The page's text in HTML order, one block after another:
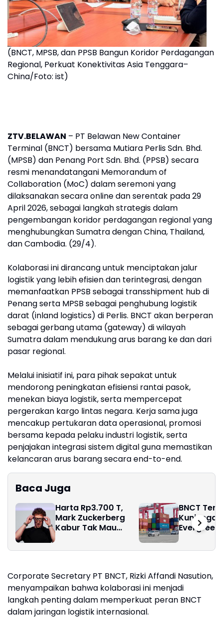
(BNCT, MPSB, dan PPSB Bangun Koridor Perdagangan
Regional, Perkuat Konektivitas Asia Tenggara–
China/Foto: ist)
ZTV.BELAWAN – PT Belawan New Container
Terminal (BNCT) bersama Mutiara Perlis Sdn. Bhd.
(MPSB) dan Penang Port Sdn. Bhd. (PPSB) secara
resmi menandatangani Memorandum of
Collaboration (MoC) dalam seremoni yang
dilaksanakan secara online dan serentak pada 29
April 2026, sebagai langkah strategis dalam
pengembangan koridor perdagangan regional yang
menghubungkan Sumatra dengan China, Thailand,
dan Cambodia. (29/4).
Kolaborasi ini dirancang untuk menciptakan jalur
logistik yang lebih efisien dan terintegrasi, dengan
memanfaatkan PPSB sebagai transshipment hub di
Penang serta MPSB sebagai penghubung logistik
darat (inland logistics) di Perlis. BNCT akan berperan
sebagai gerbang utama (gateway) di wilayah
Sumatra dalam mendukung arus barang ke dan dari
pasar regional.
Melalui inisiatif ini, para pihak sepakat untuk
mendorong peningkatan efisiensi rantai pasok,
menekan biaya logistik, serta mempercepat
pergerakan kargo lintas negara. Kerja sama juga
mencakup pertukaran data operasional, promosi
bersama kepada pelaku industri logistik, serta
penjajakan integrasi sistem digital guna memastikan
kelancaran arus barang secara end-to-end.
Baca Juga
Harta Rp3.700 T,
Mark Zuckerberg
Kabur Tak Mau
BNCT
Kunjungan
Evergreen
Perkuat
Corporate Secretary PT BNCT, Rizki Affandi Nasution,
menyampaikan bahwa kolaborasi ini menjadi
langkah penting dalam memperkuat peran BNCT
dalam jaringan logistik internasional.